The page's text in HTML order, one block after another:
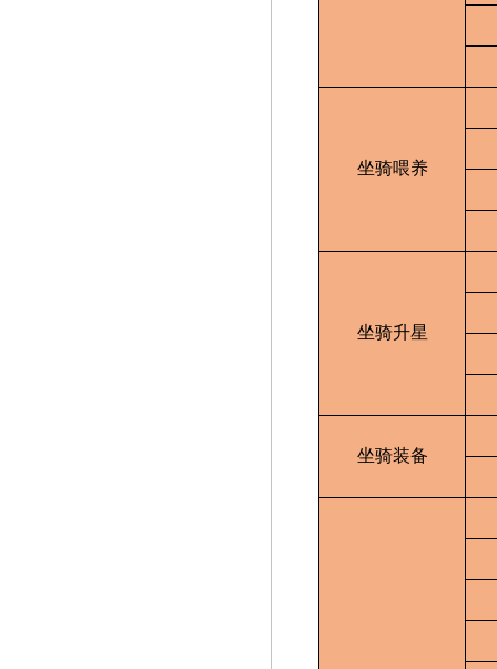
坐骑喂养
坐骑升星
坐骑装备